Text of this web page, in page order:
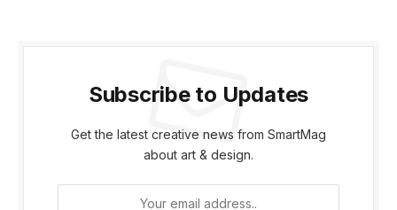
Subscribe to Updates
Get the latest creative news from SmartMag
about art & design.